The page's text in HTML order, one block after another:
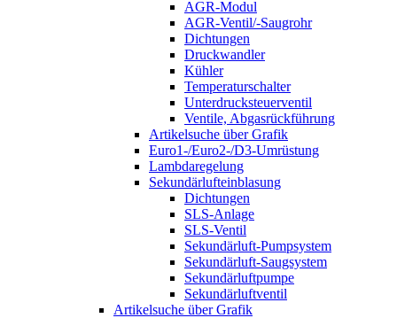
AGR-Modul
AGR-Ventil/-Saugrohr
Dichtungen
Druckwandler
Kühler
Temperaturschalter
Unterdrucksteuerventil
Ventile, Abgasrückführung
Artikelsuche über Grafik
Euro1-/Euro2-/D3-Umrüstung
Lambdaregelung
Sekundärlufteinblasung
Dichtungen
SLS-Anlage
SLS-Ventil
Sekundärluft-Pumpsystem
Sekundärluft-Saugsystem
Sekundärluftpumpe
Sekundärluftventil
Artikelsuche über Grafik